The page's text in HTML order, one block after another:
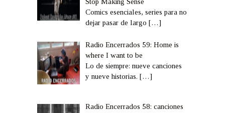
Stop Making Sense
Comics esenciales, series para no
dejar pasar de largo[…]
Radio Encerrados 59: Home is
where I want to be
Lo de siempre: nueve canciones
y nueve historias.[…]
Radio Encerrados 58: canciones